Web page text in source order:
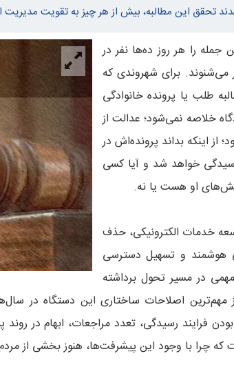
تحقق این مطالبه، بیش از هر چیز به تقویت مدیریت
را هر روز ده‌ها نفر در
برای شهروندی که
طلب یا پرونده خانوادگی
خلاصه نمی‌شود؛ عدالت از
از اینکه بداند پرونده‌اش در
خواهد شد و آیا کسی
او هست یا نه.
خدمات الکترونیکی، حذف
هوشمند و تسهیل دسترسی
در مسیر تحول برداشته
مهم‌ترین اصلاحات ساختاری این دستگاه در
فرایند رسیدگی، تعدد مراجعات، ابهام در روند
با وجود این پیشرفت‌ها، هنوز بخشی از مردم،